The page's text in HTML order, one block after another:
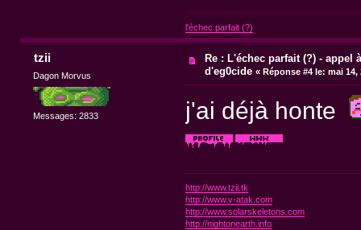
l'échec parfait (?)
tzii
Dagon Morvus
Messages: 2833
Re : L'échec parfait (?) - appel
d'eg0cide «Réponse #4 le: mai 14,
j'ai déjà honte
http://www.tzii.tk
http://www.v-atak.com
http://www.solarskeletons.com
http://nightonearth.info